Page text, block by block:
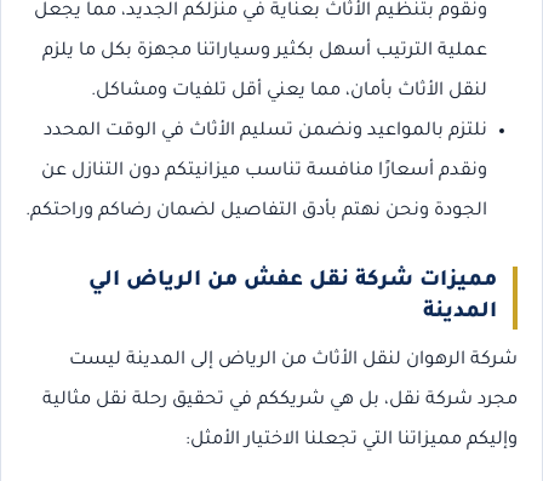
ونقوم بتنظيم الأثاث بعناية في منزلكم الجديد، مما يجعل
عملية الترتيب أسهل بكثير وسياراتنا مجهزة بكل ما يلزم
لنقل الأثاث بأمان، مما يعني أقل تلفيات ومشاكل.
نلتزم بالمواعيد ونضمن تسليم الأثاث في الوقت المحدد
ونقدم أسعارًا منافسة تناسب ميزانيتكم دون التنازل عن
الجودة ونحن نهتم بأدق التفاصيل لضمان رضاكم وراحتكم.
مميزات شركة نقل عفش من الرياض الي
المدينة
شركة الرهوان لنقل الأثاث من الرياض إلى المدينة ليست
مجرد شركة نقل، بل هي شريككم في تحقيق رحلة نقل مثالية
وإليكم مميزاتنا التي تجعلنا الاختيار الأمثل: